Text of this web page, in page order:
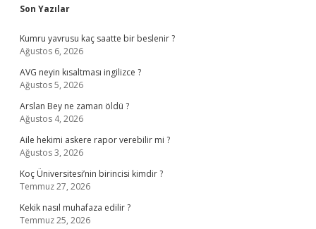
Sidebar
Son Yazılar
Kumru yavrusu kaç saatte bir beslenir ?
Ağustos 6, 2026
AVG neyin kısaltması ingilizce ?
Ağustos 5, 2026
Arslan Bey ne zaman öldü ?
Ağustos 4, 2026
Aile hekimi askere rapor verebilir mi ?
Ağustos 3, 2026
Koç Üniversitesi’nin birincisi kimdir ?
Temmuz 27, 2026
Kekik nasıl muhafaza edilir ?
Temmuz 25, 2026